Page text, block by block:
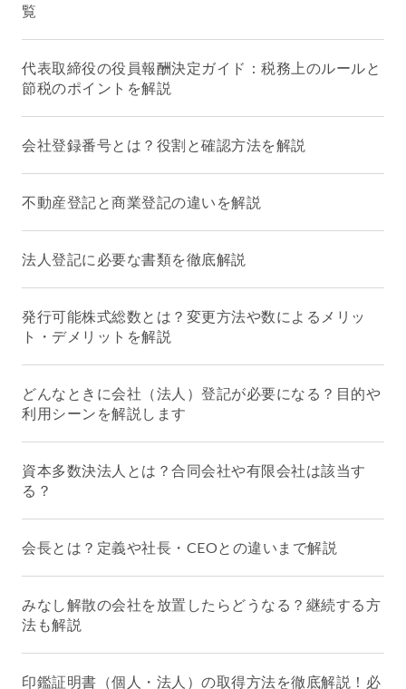
覧
代表取締役の役員報酬決定ガイド：税務上のルールと
節税のポイントを解説
会社登録番号とは？役割と確認方法を解説
不動産登記と商業登記の違いを解説
法人登記に必要な書類を徹底解説
発行可能株式総数とは？変更方法や数によるメリッ
ト・デメリットを解説
どんなときに会社（法人）登記が必要になる？目的や
利用シーンを解説します
資本多数決法人とは？合同会社や有限会社は該当す
る？
会長とは？定義や社長・CEOとの違いまで解説
みなし解散の会社を放置したらどうなる？継続する方
法も解説
印鑑証明書（個人・法人）の取得方法を徹底解説！必